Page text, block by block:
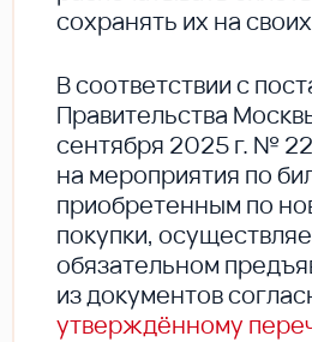
сохранять их на
В соответствии с
Правительства
сентября 2025 г. №
на мероприятия по
приобретенным по
покупки,
обязательном
из документов
утверждённому